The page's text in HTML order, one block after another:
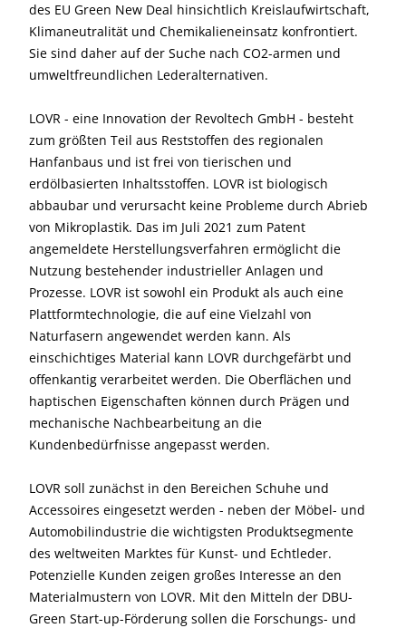
des EU Green New Deal hinsichtlich Kreislaufwirtschaft,
Klimaneutralität und Chemikalieneinsatz konfrontiert.
Sie sind daher auf der Suche nach CO2-armen und
umweltfreundlichen Lederalternativen.
LOVR - eine Innovation der Revoltech GmbH - besteht
zum größten Teil aus Reststoffen des regionalen
Hanfanbaus und ist frei von tierischen und
erdölbasierten Inhaltsstoffen. LOVR ist biologisch
abbaubar und verursacht keine Probleme durch Abrieb
von Mikroplastik. Das im Juli 2021 zum Patent
angemeldete Herstellungsverfahren ermöglicht die
Nutzung bestehender industrieller Anlagen und
Prozesse. LOVR ist sowohl ein Produkt als auch eine
Plattformtechnologie, die auf eine Vielzahl von
Naturfasern angewendet werden kann. Als
einschichtiges Material kann LOVR durchgefärbt und
offenkantig verarbeitet werden. Die Oberflächen und
haptischen Eigenschaften können durch Prägen und
mechanische Nachbearbeitung an die
Kundenbedürfnisse angepasst werden.
LOVR soll zunächst in den Bereichen Schuhe und
Accessoires eingesetzt werden - neben der Möbel- und
Automobilindustrie die wichtigsten Produktsegmente
des weltweiten Marktes für Kunst- und Echtleder.
Potenzielle Kunden zeigen großes Interesse an den
Materialmustern von LOVR. Mit den Mitteln der DBU-
Green Start-up-Förderung sollen die Forschungs- und